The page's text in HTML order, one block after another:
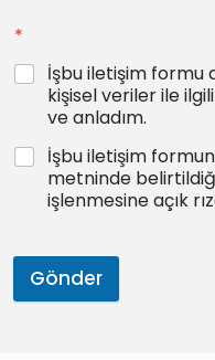
*
İşbu iletişim formu
kişisel veriler ile
ve anladım.
İşbu iletişim
metninde
işlenmesine açık
Gönder